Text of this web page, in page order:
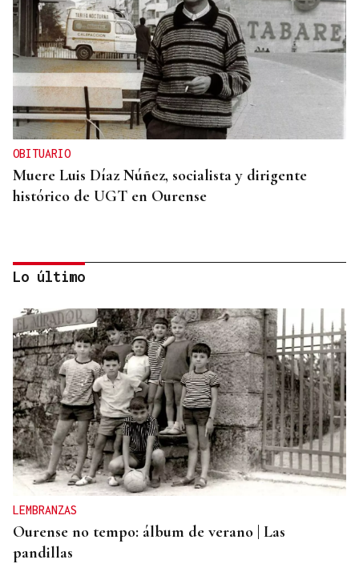
OBITUARIO
Muere Luis Díaz Núñez, socialista y dirigente
histórico de UGT en Ourense
CANEDO
Un herido en la colisión entre dos coches en la
entrada a las termas de Outariz
Lo último
LEMBRANZAS
Ourense no tempo: álbum de verano | Las
pandillas